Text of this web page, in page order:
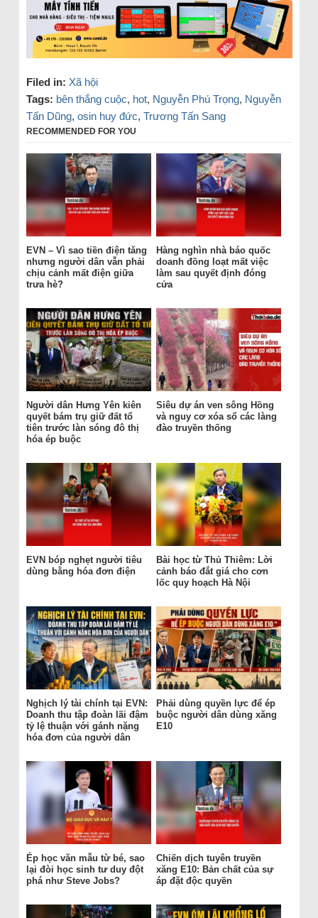
Filed in: Xã hội
Tags: bên thắng cuộc, hot, Nguyễn Phú Trọng, Nguyễn
Tấn Dũng, osin huy đức, Trương Tấn Sang
RECOMMENDED FOR YOU
EVN – Vì sao tiền điện tăng
nhưng người dân vẫn phải
chịu cảnh mất điện giữa
trưa hè?
Hàng nghìn nhà báo quốc
doanh đồng loạt mất việc
làm sau quyết định đóng
cửa
Người dân Hưng Yên kiên
quyết bám trụ giữ đất tổ
tiên trước làn sóng đô thị
hóa ép buộc
Siêu dự án ven sông Hồng
và nguy cơ xóa sổ các làng
đào truyền thống
EVN bóp nghẹt người tiêu
dùng bằng hóa đơn điện
Bài học từ Thủ Thiêm: Lời
cảnh báo đắt giá cho cơn
lốc quy hoạch Hà Nội
Nghịch lý tài chính tại EVN:
Doanh thu tập đoàn lãi đậm
tỷ lệ thuận với gánh nặng
hóa đơn của người dân
Phải dùng quyền lực để ép
buộc người dân dùng xăng
E10
Ép học văn mẫu từ bé, sao
lại đòi học sinh tư duy đột
phá như Steve Jobs?
Chiến dịch tuyên truyền
xăng E10: Bản chất của sự
áp đặt độc quyền